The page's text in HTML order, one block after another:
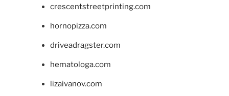
crescentstreetprinting.com
hornopizza.com
driveadragster.com
hematologa.com
lizaivanov.com